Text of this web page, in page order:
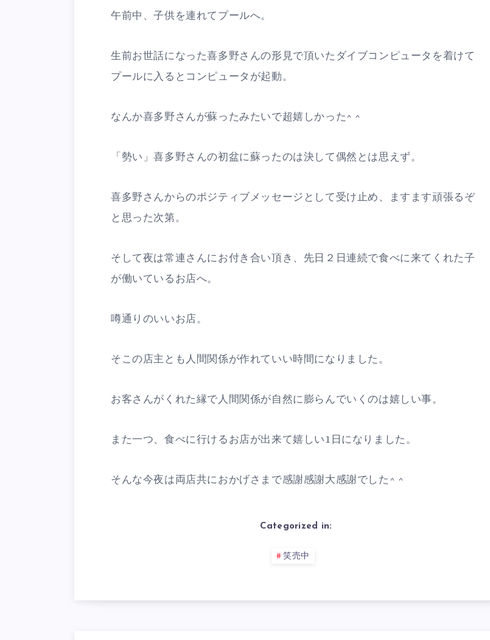
午前中、子供を連れてプールへ。
生前お世話になった喜多野さんの形見で頂いたダイブコンピュータを着けて
プールに入るとコンピュータが起動。
なんか喜多野さんが蘇ったみたいで超嬉しかった^ ^
「勢い」喜多野さんの初盆に蘇ったのは決して偶然とは思えず。
喜多野さんからのポジティブメッセージとして受け止め、ますます頑張るぞ
と思った次第。
そして夜は常連さんにお付き合い頂き、先日２日連続で食べに来てくれた子
が働いているお店へ。
噂通りのいいお店。
そこの店主とも人間関係が作れていい時間になりました。
お客さんがくれた縁で人間関係が自然に膨らんでいくのは嬉しい事。
また一つ、食べに行けるお店が出来て嬉しい1日になりました。
そんな今夜は両店共におかげさまで感謝感謝大感謝でした^ ^
Categorized in:
笑売中